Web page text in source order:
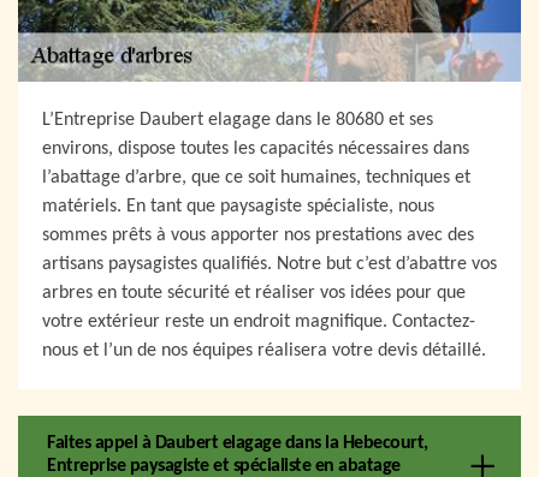
L’Entreprise Daubert elagage dans le 80680 et ses
environs, dispose toutes les capacités nécessaires dans
l’abattage d’arbre, que ce soit humaines, techniques et
matériels. En tant que paysagiste spécialiste, nous
sommes prêts à vous apporter nos prestations avec des
artisans paysagistes qualifiés. Notre but c’est d’abattre vos
arbres en toute sécurité et réaliser vos idées pour que
votre extérieur reste un endroit magnifique. Contactez-
nous et l’un de nos équipes réalisera votre devis détaillé.
Faites appel à Daubert elagage dans la Hebecourt,
Entreprise paysagiste et spécialiste en abatage